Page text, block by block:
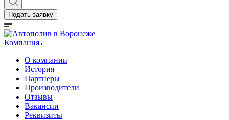
Подать заявку
Компания
О компании
История
Партнеры
Производители
Отзывы
Вакансии
Реквизиты